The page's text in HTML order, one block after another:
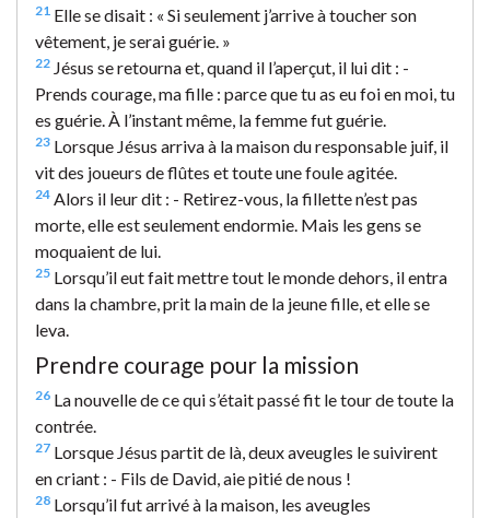
21 Elle se disait : « Si seulement j’arrive à toucher son
vêtement, je serai guérie. »
22 Jésus se retourna et, quand il l’aperçut, il lui dit : -
Prends courage, ma fille : parce que tu as eu foi en moi, tu
es guérie. À l’instant même, la femme fut guérie.
23 Lorsque Jésus arriva à la maison du responsable juif, il
vit des joueurs de flûtes et toute une foule agitée.
24 Alors il leur dit : - Retirez-vous, la fillette n’est pas
morte, elle est seulement endormie. Mais les gens se
moquaient de lui.
25 Lorsqu’il eut fait mettre tout le monde dehors, il entra
dans la chambre, prit la main de la jeune fille, et elle se
leva.
Prendre courage pour la mission
26 La nouvelle de ce qui s’était passé fit le tour de toute la
contrée.
27 Lorsque Jésus partit de là, deux aveugles le suivirent
en criant : - Fils de David, aie pitié de nous !
28 Lorsqu’il fut arrivé à la maison, les aveugles